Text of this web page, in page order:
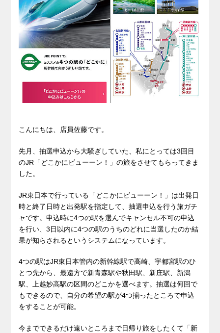
こんにちは、店員佐藤です。
先月、抽選申込から大騒ぎしていた、私にとっては3回目
のJR「どこかにビューーン！」の旅をさせてもらってきま
した。
JR東日本で行っている「どこかにビューーン！」は出発日
時と終了日時と出発駅を指定して、抽選申込を行う旅ガチ
ャです。申込時に4つの駅を選んでキャンセル不可の申込
を行い、3日以内に4つの駅のうちのどれに当選したのか結
果が知らされるというシステムになっています。
4つの駅はJR東日本管内の新幹線駅で高崎、宇都宮駅のひ
とつ先から、最遠方で新青森駅や秋田駅、新庄駅、新潟
駅、上越妙高駅の区間のどこかを選べます。抽選は何回で
もできるので、自分の希望の駅が4つ揃ったところで申込
をすることが可能。
今までできるだけ遠いところまで日帰り旅をしたくて「新